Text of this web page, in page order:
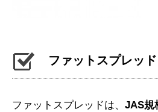
ファットスプレッ
ファットスプレッドは、 JAS規